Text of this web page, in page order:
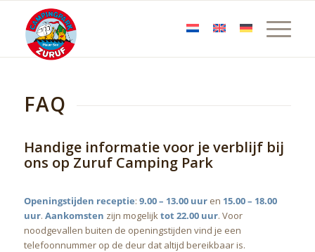
FAQ
Handige informatie voor je verblijf bij
ons op Zuruf Camping Park
Openingstijden receptie: 9.00 – 13.00 uuren 15.00 – 18.00
uur. Aankomsten zijn mogelijktot 22.00 uur. Voor
noodgevallen buiten de openingstijden vind je een
telefoonnummer op de deur dat altijd bereikbaar is.